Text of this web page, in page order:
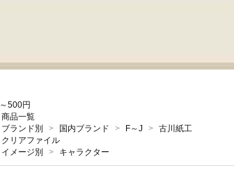
～500円
商品一覧
ブランド別 > 国内ブランド > F～J > 古川紙工
クリアファイル
イメージ別 > キャラクター